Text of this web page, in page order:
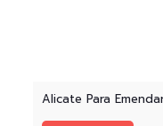
Alicate Para